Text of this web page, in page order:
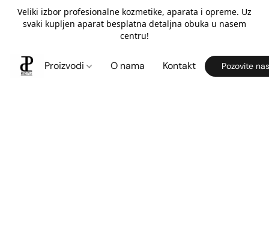
Veliki izbor profesionalne kozmetike, aparata i opreme. Uz
svaki kupljen aparat besplatna detaljna obuka u nasem
centru!
Proizvodi O nama Kontakt Pozovite